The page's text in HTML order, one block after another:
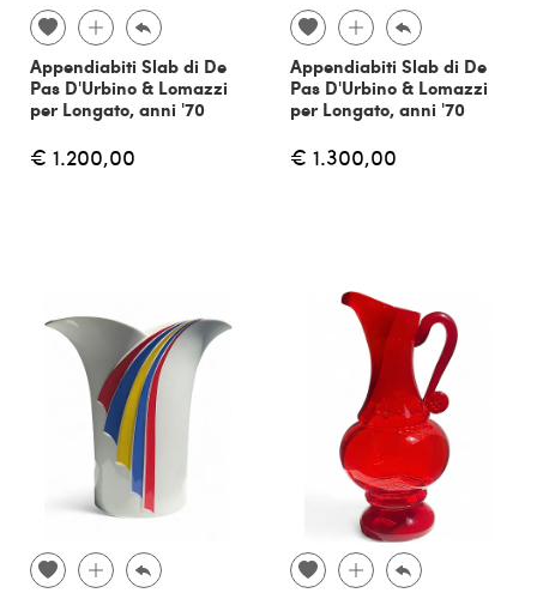
Appendiabiti Slab di De
Pas D'Urbino & Lomazzi
per Longato, anni '70
€ 1.200,00
Appendiabiti Slab di De
Pas D'Urbino & Lomazzi
per Longato, anni '70
€ 1.300,00